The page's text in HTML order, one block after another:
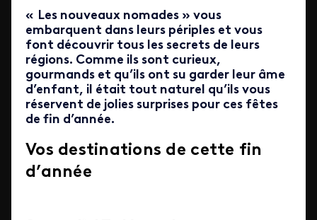
« Les nouveaux nomades » vous
embarquent dans leurs périples et vous
font découvrir tous les secrets de leurs
régions. Comme ils sont curieux,
gourmands et qu’ils ont su garder leur âme
d’enfant, il était tout naturel qu’ils vous
réservent de jolies surprises pour ces fêtes
de fin d’année.
Vos destinations de cette fin
d’année